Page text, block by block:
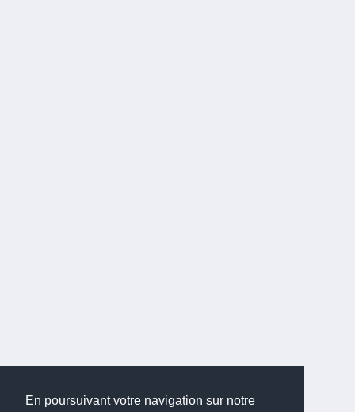
En poursuivant votre navigation sur notre